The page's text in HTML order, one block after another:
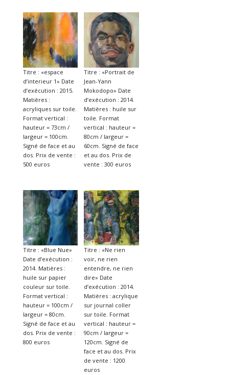
Titre : «espace
d’interieur 1» Date
d’exécution : 2015.
Matières :
acryliques sur toile.
Format vertical :
hauteur = 73cm /
largeur = 100cm.
Signé de face et au
dos. Prix de vente :
500 euros
Titre : «Portrait de
Jean-Yann
Mokodopo» Date
d’exécution : 2014.
Matières : huile sur
toile. Format
vertical : hauteur =
80cm / largeur =
60cm. Signé de face
et au dos. Prix de
vente : 300 euros
Titre : «Blue Nue»
Date d’exécution :
2014. Matières :
huile sur papier
couleur sur toile.
Format vertical :
hauteur = 100cm /
largeur = 80cm.
Signé de face et au
dos. Prix de vente :
800 euros
Titre : «Ne rien
voir, ne rien
entendre, ne rien
dire» Date
d’exécution : 2014.
Matières : acrylique
sur journal coller
sur toile. Format
vertical : hauteur =
90cm / largeur =
120cm. Signé de
face et au dos. Prix
de vente : 1200
euros